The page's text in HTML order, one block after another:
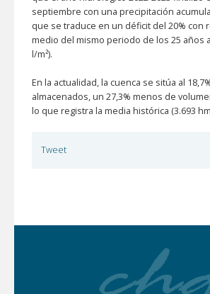
septiembre con una precipitación
que se traduce en un déficit del 20% con
medio del mismo periodo de los 25 años
l/m²).
En la actualidad, la cuenca se sitúa al
almacenados, un 27,3% menos de
lo que registra la media histórica (3.693
Tweet